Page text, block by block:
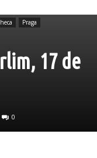
Praga
17 de
0